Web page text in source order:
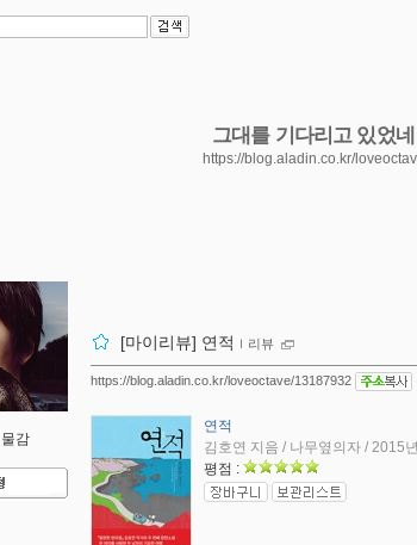
그대를 기다리고 있었네
https://blog.aladin.co.kr/
물감
[마이리뷰] 연적 ｌ 리뷰
https://blog.aladin.co.kr/loveoctave/13187932
연적
김호연 지음 / 나무옆의자 / 2015
평점 :